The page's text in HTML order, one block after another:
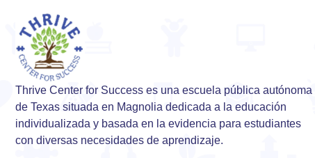
Thrive Center for Success es una escuela pública autónoma
de Texas situada en Magnolia dedicada a la educación
individualizada y basada en la evidencia para estudiantes
con diversas necesidades de aprendizaje.